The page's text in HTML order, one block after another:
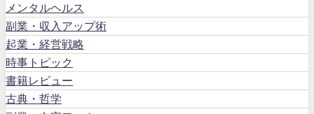
メンタルヘルス
副業・収入アップ術
起業・経営戦略
時事トピック
書籍レビュー
古典・哲学